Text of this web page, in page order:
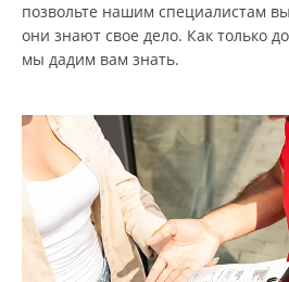
позвольте нашим специалистам
они знают свое дело. Как только
мы дадим вам знать.